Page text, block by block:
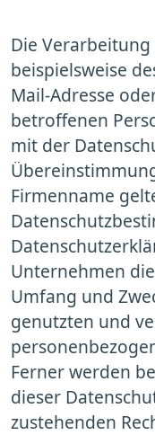
Die
beispielsweise
Mail-Adresse
betroffenen
mit der
Firmenname
Unternehmen
Umfang und
genutzten und
Ferner werden
dieser
zustehenden